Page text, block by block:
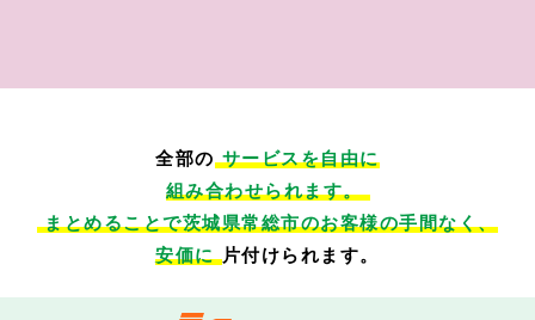
全部の サービスを自由に
組み合わせられます。
まとめることで茨城県常総市のお客様の手間なく、
安価に 片付けられます。